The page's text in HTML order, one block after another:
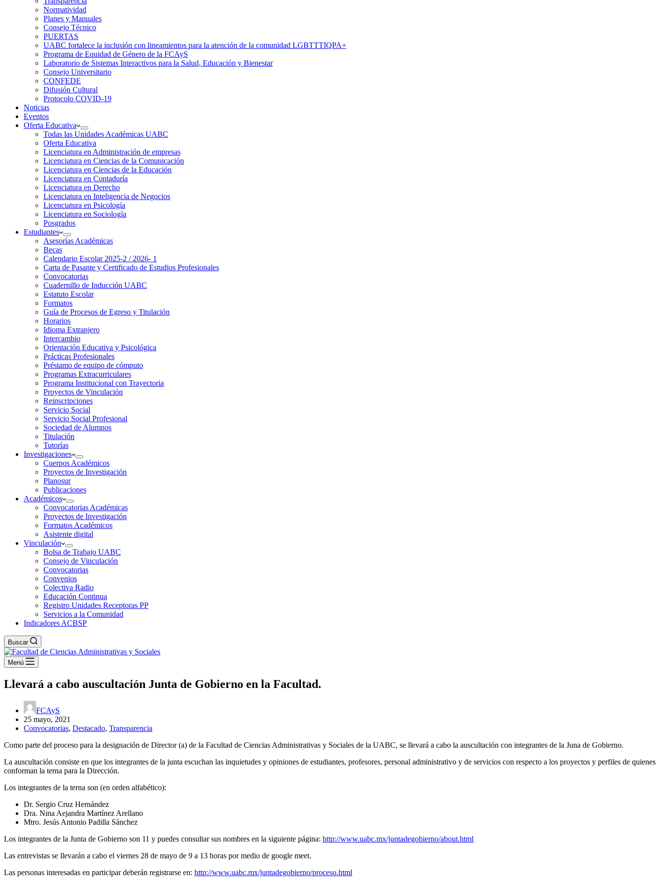
Normatividad
Planes y Manuales
Consejo Técnico
PUERTAS
UABC fortalece la inclusión con lineamientos para la atención de la comunidad LGBTTTIQPA+
Programa de Equidad de Género de la FCAyS
Laboratorio de Sistemas Interactivos para la Salud, Educación y Bienestar
Consejo Universitario
CONFEDE
Difusión Cultural
Protocolo COVID-19
Noticias
Eventos
Oferta Educativa
Todas las Unidades Académicas UABC
Oferta Educativa
Licenciatura en Administración de empresas
Licenciatura en Ciencias de la Comunicación
Licenciatura en Ciencias de la Educación
Licenciatura en Contaduría
Licenciatura en Derecho
Licenciatura en Inteligencia de Negocios
Licenciatura en Psicología
Licenciatura en Sociología
Posgrados
Estudiantes
Asesorías Académicas
Becas
Calendario Escolar 2025-2 / 2026- 1
Carta de Pasante y Certificado de Estudios Profesionales
Convocatorias
Cuadernillo de Inducción UABC
Estatuto Escolar
Formatos
Guía de Procesos de Egreso y Titulación
Horarios
Idioma Extranjero
Intercambio
Orientación Educativa y Psicológica
Prácticas Profesionales
Préstamo de equipo de cómputo
Programas Extracurriculares
Programa Institucional con Trayectoria
Proyectos de Vinculación
Reinscripciones
Servicio Social
Servicio Social Profesional
Sociedad de Alumnos
Titulación
Tutorías
Investigaciones
Cuerpos Académicos
Proyectos de Investigación
Planosur
Publicaciones
Académicos
Convocatorias Académicas
Proyectos de Investigación
Formatos Académicos
Asistente digital
Vinculación
Bolsa de Trabajo UABC
Consejo de Vinculación
Convocatorias
Convenios
Colectiva Radio
Educación Continua
Registro Unidades Receptoras PP
Servicios a la Comunidad
Indicadores ACBSP
Buscar
Menú
Llevará a cabo auscultación Junta de Gobierno en la Facultad.
FCAyS
25 mayo, 2021
Convocatorias, Destacado, Transparencia
Como parte del proceso para la designación de Director (a) de la Facultad de Ciencias Administrativas y Sociales de la UABC, se llevará a cabo la auscultación con integrantes de la Juna de Gobierno.
La auscultación consiste en que los integrantes de la junta escuchan las inquietudes y opiniones de estudiantes, profesores, personal administrativo y de servicios con respecto a los proyectos y perfiles de quienes
conforman la terna para la Dirección.
Los integrantes de la terna son (en orden alfabético):
Dr. Sergio Cruz Hernández
Dra. Nina Aejandra Martínez Arellano
Mtro. Jesús Antonio Padilla Sánchez
Los integrantes de la Junta de Gobierno son 11 y puedes consultar sus nombres en la siguiente página: http://www.uabc.mx/juntadegobierno/about.html
Las entrevistas se llevarán a cabo el viernes 28 de mayo de 9 a 13 horas por medio de google meet.
Las personas interesadas en participar deberán registrarse en: http://www.uabc.mx/juntadegobierno/proceso.html